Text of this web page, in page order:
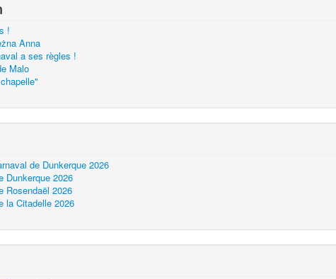
!
Anna
a ses règles !
Malo
de Dunkerque 2026
Dunkerque 2026
Rosendaël 2026
la Citadelle 2026